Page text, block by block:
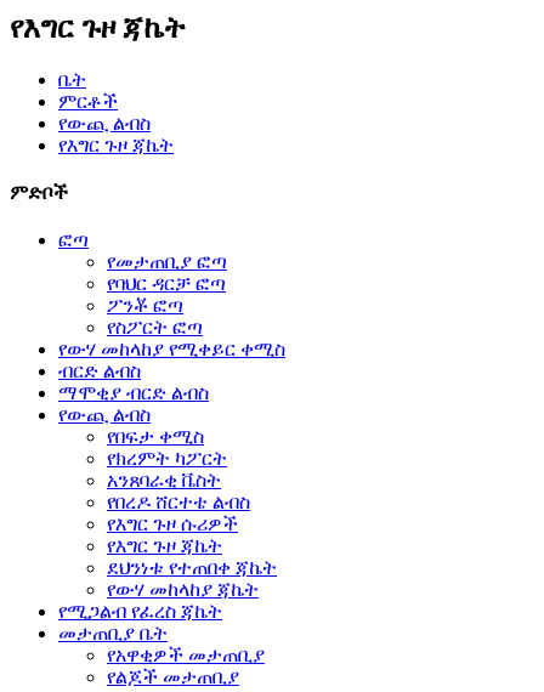
የእግር ጉዞ ጃኬት
ቤት
ምርቶች
የውጪ ልብስ
የእግር ጉዞ ጃኬት
ምድቦች
ፎጣ
የመታጠቢያ ፎጣ
የባህር ዳርቻ ፎጣ
ፖንቾ ፎጣ
የስፖርት ፎጣ
የውሃ መከላከያ የሚቀይር ቀሚስ
ብርድ ልብስ
ማሞቂያ ብርድ ልብስ
የውጪ ልብስ
የበፍታ ቀሚስ
የክረምት ካፖርት
አንጸባራቂ ቬስት
የበረዶ ሸርተቴ ልብስ
የእግር ጉዞ ሱሪዎች
የእግር ጉዞ ጃኬት
ደህንነቱ የተጠበቀ ጃኬት
የውሃ መከላከያ ጃኬት
የሚጋልብ የፈረስ ጃኬት
መታጠቢያ ቤት
የአዋቂዎች መታጠቢያ
የልጆች መታጠቢያ